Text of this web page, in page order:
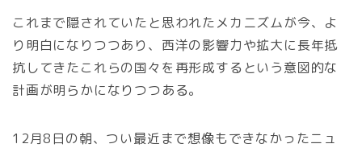
これまで隠されていたと思われたメカニズムが今、よ
り明白になりつつあり、西洋の影響力や拡大に長年抵
抗してきたこれらの国々を再形成するという意図的な
計画が明らかになりつつある。
12月8日の朝、つい最近まで想像もできなかったニュ